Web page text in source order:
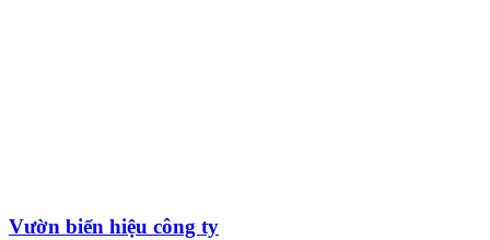
Vườn biển hiệu công ty